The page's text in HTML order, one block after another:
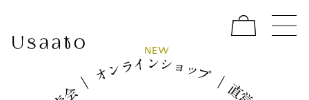
会
｜
NEW
オンライ ンショ ップ ｜直